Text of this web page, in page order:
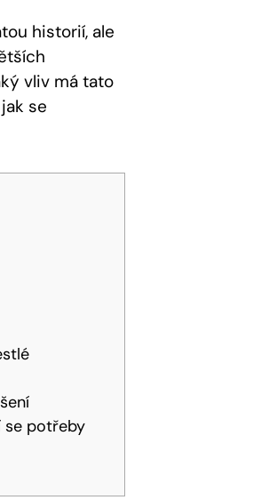
historií, ale
vliv má tato
se
se potřeby